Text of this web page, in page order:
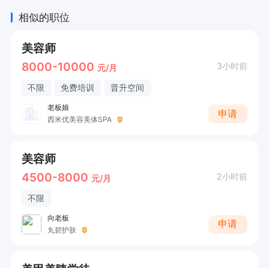
相似的职位
美容师
8000-10000 元/月 3小时前
不限 免费培训 晋升空间
老板娘
西米优美容美体SPA
申请
美容师
4500-8000 元/月 2小时前
不限
向老板
丸碧护肤
申请